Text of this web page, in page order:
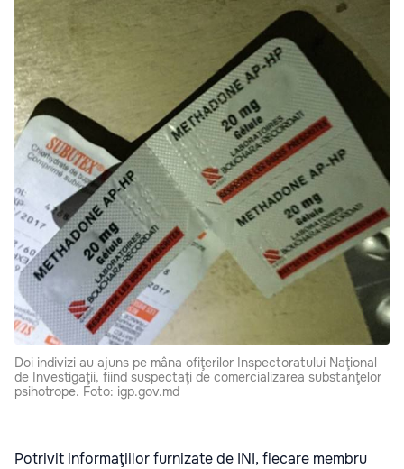
Doi indivizi au ajuns pe mâna ofiţerilor Inspectoratului Naţional
de Investigaţii, fiind suspectaţi de comercializarea substanţelor
psihotrope. Foto: igp.gov.md
Potrivit informaţiilor furnizate de INI, fiecare membru